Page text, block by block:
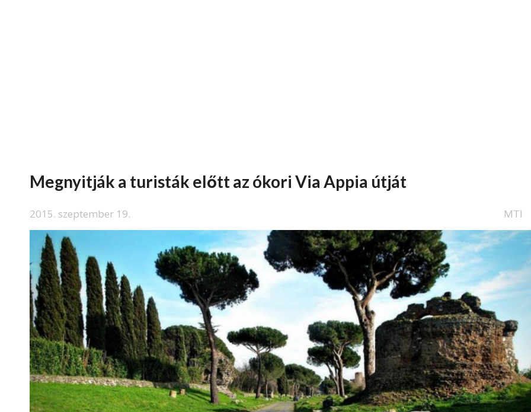
Megnyitják a turisták előtt az ókori Via Appia útját
2015. szeptember 19. MTI